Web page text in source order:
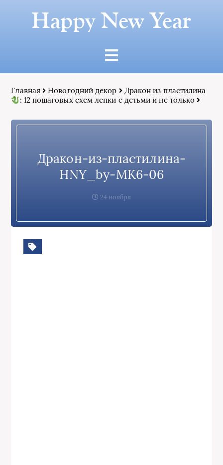
Happy New Year
Главная Новогодний декор
Дракон из пластилина
: 12 пошаговых схем лепки с детьми и не только
Дракон-из-пластилина-
HNY_by-МК6-06
24 ноября